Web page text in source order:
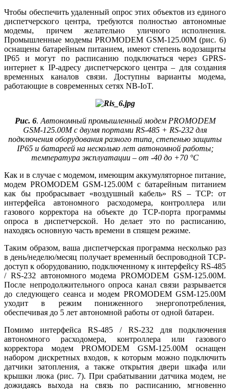
Чтобы обеспечить удаленный опрос этих объектов из единого
диспетчерского центра, требуются полностью автономные
модемы, причем желательно уличного исполнения.
Промышленные модемы PROMODEM GSM-125.00М (рис. 6)
оснащены батарейным питанием, имеют степень водозащиты
IP65 и могут по расписанию подключаться через GPRS-
интернет к IP-адресу диспетчерского центра – для создания
временных каналов связи. Доступны варианты модема,
работающие в современных сетях NB-IoT.
Рис. 6. Автономный промышленный модем PROMODEM
GSM‑125.00М с двумя портами RS‑485 + RS‑232 для
подключения оборудования разного типа, степенью защиты
IP65 и батареей на несколько лет автономной работы;
температура эксплуатации – от -40 до +70 °C
Как и в случае с модемом, имеющим аккумуляторное питание,
модем PROMODEM GSM‑125.00М с батарейным питанием
как бы пробрасывает «воздушный кабель» RS – TCP: от
интерфейса автономного расходомера, контроллера или
газового корректора на объекте до TCP-порта программы
опроса в диспетчерской. Но делает это по расписанию,
находясь основную часть времени в спящем режиме.
Таким образом, ваша диспетчерская программа несколько раз
в день/неделю/месяц получает временный беспроводной TCP-
доступ к оборудованию, подключенному к интерфейсу RS‑485
/ RS‑232 автономного модема PROMODEM GSM‑125.00М.
После непродолжительного опроса канал связи разрывается
до следующего сеанса и модем PROMODEM GSM‑125.00М
уходит в режим пониженного энергопотребления,
обеспечивая до 5 лет автономной работы от одной батареи.
Помимо интерфейса RS‑485 / RS‑232 для подключения
автономного расходомера, контроллера или газового
корректора модем PROMODEM GSM‑125.00М оснащен
набором дискретных входов, к которым можно подключить
датчики затопления, а также открытия двери шкафа или
крышки лю­ка (рис. 7). При срабатывании датчика модем, не
дожидаясь выхода на связь по расписанию, мгновенно